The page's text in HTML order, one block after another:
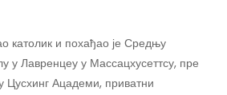
католик и похађао је Средњу
у Лавренцеу у Массацхусеттсу, пре
Цусхинг Ацадеми, приватни